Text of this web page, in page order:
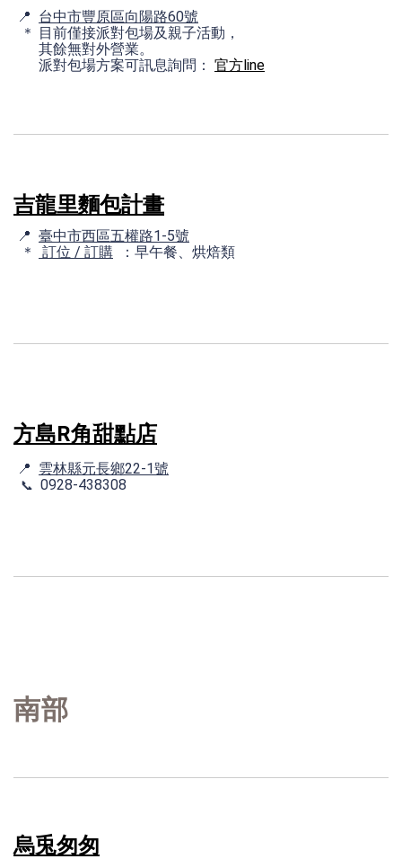
📍 台中市豐原區向陽路60號
＊ 目前僅接派對包場及親子活動，
其餘無對外營業。
派對包場方案可訊息詢問： 官方line
吉龍里麵包計畫
📍 臺中市西區五權路1-5號
＊
訂位 / 訂購 ：早午餐、烘焙類
方島R角甜點店
📍 雲林縣元長鄉22-1號
📞 0928-438308
南部
烏兎匆匆